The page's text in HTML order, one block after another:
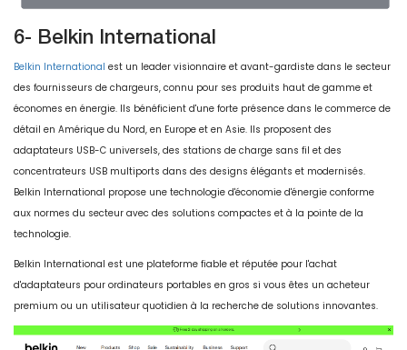
6- Belkin International
Belkin International est un leader visionnaire et avant-gardiste dans le secteur
des fournisseurs de chargeurs, connu pour ses produits haut de gamme et
économes en énergie. Ils bénéficient d'une forte présence dans le commerce de
détail en Amérique du Nord, en Europe et en Asie. Ils proposent des
adaptateurs USB-C universels, des stations de charge sans fil et des
concentrateurs USB multiports dans des designs élégants et modernisés.
Belkin International propose une technologie d'économie d'énergie conforme
aux normes du secteur avec des solutions compactes et à la pointe de la
technologie.
Belkin International est une plateforme fiable et réputée pour l'achat
d'adaptateurs pour ordinateurs portables en gros si vous êtes un acheteur
premium ou un utilisateur quotidien à la recherche de solutions innovantes.